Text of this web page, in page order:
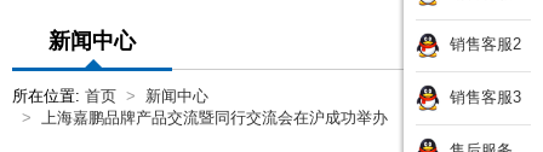
新闻中心
所在位置: 首页
新闻中心
上海嘉鹏品牌产品交流暨同行交流会在沪成功举办
销售客服2
销售客服3